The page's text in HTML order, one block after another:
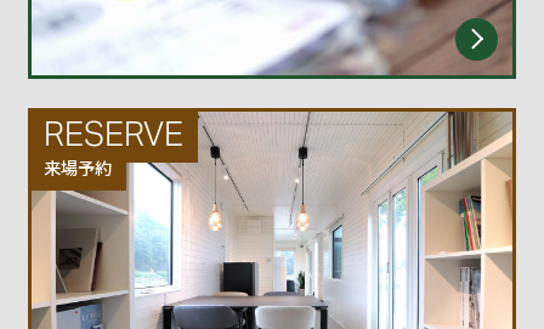
または、当ウェブサイトの運営にかかる業務、その
他お客様の個人情報の利用・管理等にかかる業務を
社外に委託する場合、当該委託先による個人情報の
取扱いについて厳正に監督・管理いたします。
第三者への提供・個人情報の開示について
当ウェブサイト上でお客様のご要望されたサービス
の種類によっては、必要な範囲でお客様の個人情報
を第三者に通知する場合があります。 （カタログ請
RESERVE
来場予約